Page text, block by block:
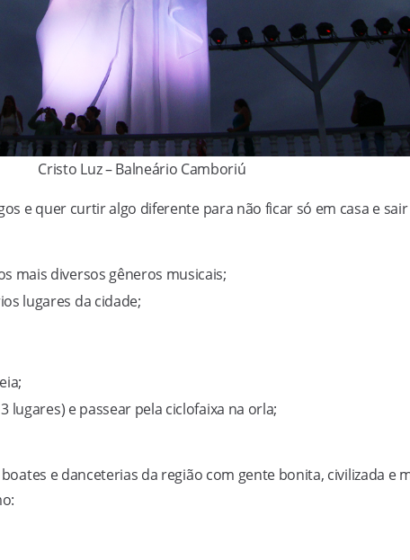
Cristo Luz – Balneário Camboriú
e quer curtir algo diferente para não ficar só em casa e
mais diversos gêneros musicais;
lugares da cidade;
lugares) e passear pela ciclofaixa na orla;
e danceterias da região com gente bonita, civilizada e